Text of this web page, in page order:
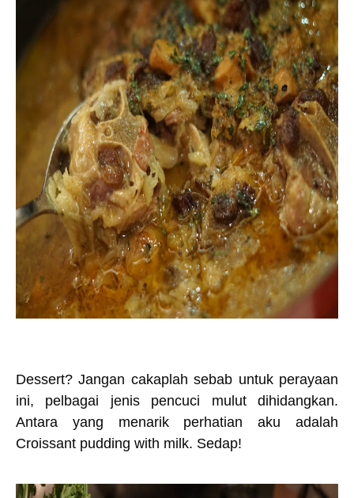
Dessert? Jangan cakaplah sebab untuk perayaan
ini, pelbagai jenis pencuci mulut dihidangkan.
Antara yang menarik perhatian aku adalah
Croissant pudding with milk. Sedap!